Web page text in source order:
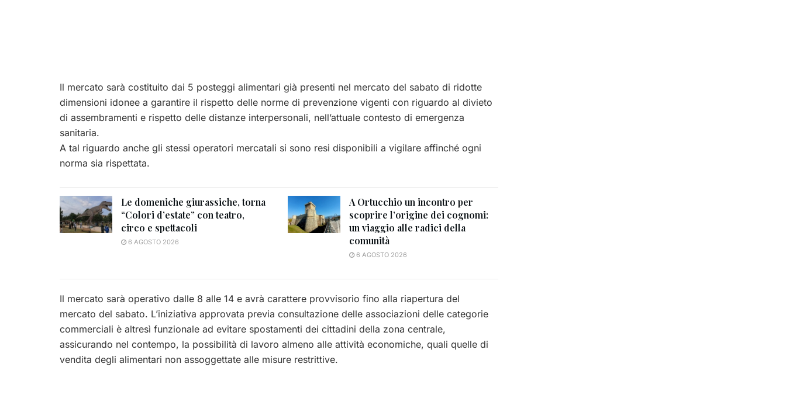
Il mercato sarà costituito dai 5 posteggi alimentari già presenti nel mercato del sabato di ridotte
dimensioni idonee a garantire il rispetto delle norme di prevenzione vigenti con riguardo al divieto
di assembramenti e rispetto delle distanze interpersonali, nell’attuale contesto di emergenza
sanitaria.
A tal riguardo anche gli stessi operatori mercatali si sono resi disponibili a vigilare affinché ogni
norma sia rispettata.
Le domeniche giurassiche, torna
“Colori d’estate” con teatro,
circo e spettacoli
6 AGOSTO 2026
A Ortucchio un incontro per
scoprire l’origine dei cognomi:
un viaggio alle radici della
comunità
6 AGOSTO 2026
Il mercato sarà operativo dalle 8 alle 14 e avrà carattere provvisorio fino alla riapertura del
mercato del sabato. L’iniziativa approvata previa consultazione delle associazioni delle categorie
commerciali è altresì funzionale ad evitare spostamenti dei cittadini della zona centrale,
assicurando nel contempo, la possibilità di lavoro almeno alle attività economiche, quali quelle di
vendita degli alimentari non assoggettate alle misure restrittive.